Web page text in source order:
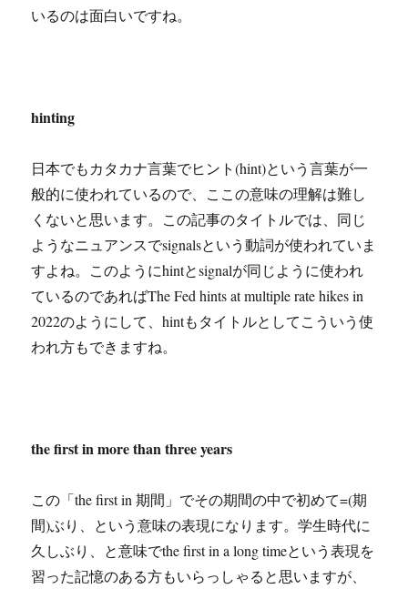
いるのは面白いですね。
hinting
日本でもカタカナ言葉でヒント(hint)という言葉が一
般的に使われているので、ここの意味の理解は難し
くないと思います。この記事のタイトルでは、同じ
ようなニュアンスでsignalsという動詞が使われていま
すよね。このようにhintとsignalが同じように使われ
ているのであればThe Fed hints at multiple rate hikes in
2022のようにして、hintもタイトルとしてこういう使
われ方もできますね。
the first in more than three years
この「the first in 期間」でその期間の中で初めて=(期
間)ぶり、という意味の表現になります。学生時代に
久しぶり、と意味でthe first in a long timeという表現を
習った記憶のある方もいらっしゃると思いますが、